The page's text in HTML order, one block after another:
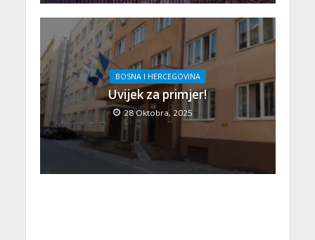
BOSNA I HERCEGOVINA
Uvijek za primjer!
28 Oktobra, 2025